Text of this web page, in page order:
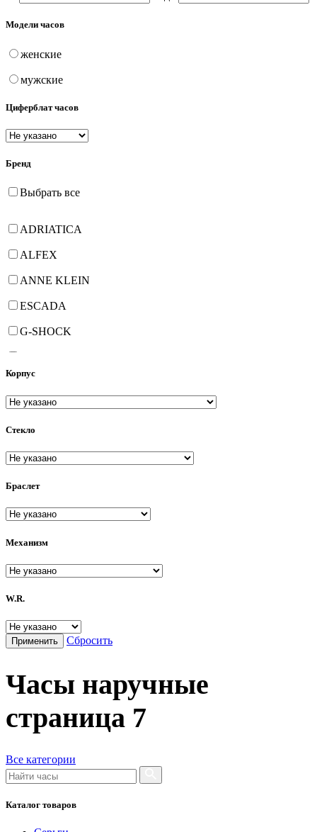
Модели часов
женские
мужские
Циферблат часов
Бренд
Выбрать все
ADRIATICA
ALFEX
ANNE KLEIN
ESCADA
G-SHOCK
HANOWA
JOWISSA
PHILIP WATCH
PHILIPPE de CHERON
PIERRE LANNIER
PIERRE RICAUD
SKAGEN
VERSACE
VERSUS versace
НИКА
Корпус
Стекло
Браслет
Механизм
W.R.
Применить Сбросить
Часы наручные
страница 7
Все категории
Каталог товаров